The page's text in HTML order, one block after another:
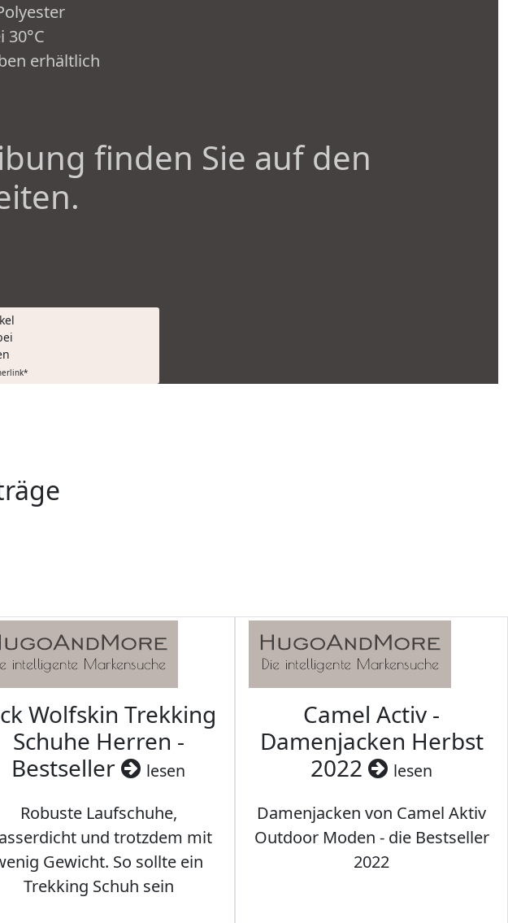
30°C
erhältlich
finden Sie auf den
Wolfskin Trekking
Schuhe Herren -
Bestseller
lesen
Robuste Laufschuhe,
und trotzdem mit
Gewicht. So sollte ein
Trekking Schuh sein
Camel Activ -
Damenjacken Herbst
2022
lesen
Damenjacken von Camel Aktiv
Outdoor Moden - die Bestseller
2022